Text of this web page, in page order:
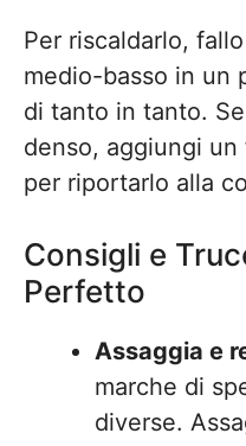
Per riscaldarlo,
medio-basso in un
di tanto in tanto.
denso, aggiungi un
per riportarlo alla
Consigli e
Perfetto
Assaggia e
marche di
diverse.